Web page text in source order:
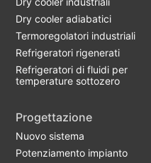
Dry cooler adiabatici
Termoregolatori industriali
Refrigeratori rigenerati
Refrigeratori di fluidi per
temperature sottozero
Progettazione
Nuovo sistema
Potenziamento impianto